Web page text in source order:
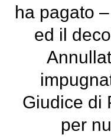
ha pagato
ed il
Giudice di
per